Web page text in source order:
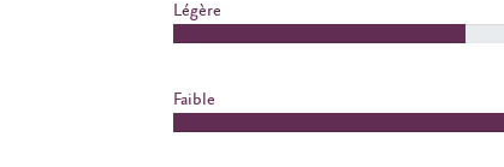
Légère
Faible